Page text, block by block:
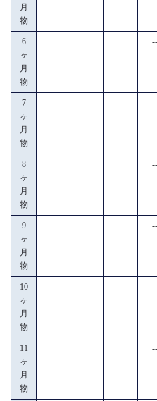
月
物
6
ヶ
月
物
7
ヶ
月
物
8
ヶ
月
物
9
ヶ
月
物
10
ヶ
月
物
11
ヶ
月
物